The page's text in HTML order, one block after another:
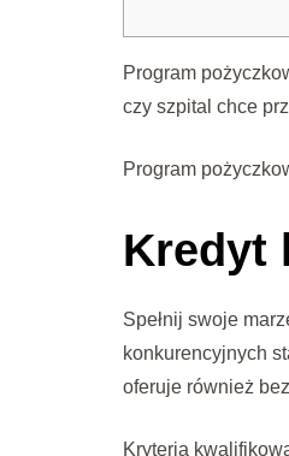
Program
czy szpital chce
Program
Kredyt
Spełnij swoje
konkurencyjnych
oferuje również
Kryteria